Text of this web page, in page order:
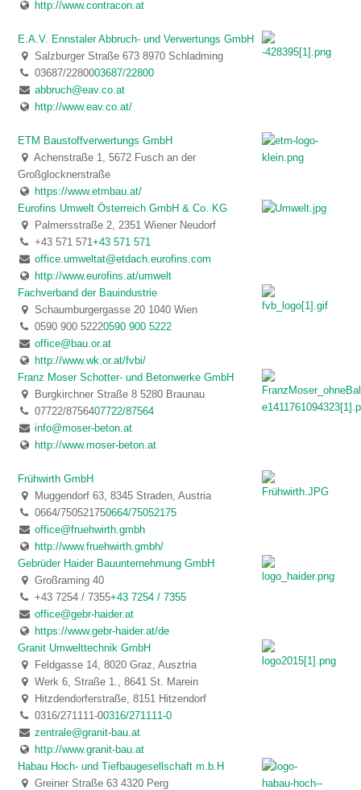
http://www.contracon.at
E.A.V. Ennstaler Abbruch- und Verwertungs GmbH
Salzburger Straße 673 8970 Schladming
03687/2280003687/22800
abbruch@eav.co.at
http://www.eav.co.at/
ETM Baustoffverwertungs GmbH
Achenstraße 1, 5672 Fusch an der
Großglocknerstraße
https://www.etmbau.at/
Eurofins Umwelt Österreich GmbH & Co. KG
Palmersstraße 2, 2351 Wiener Neudorf
+43 571 571+43 571 571
office.umweltat@etdach.eurofins.com
http://www.eurofins.at/umwelt
Fachverband der Bauindustrie
Schaumburgergasse 20 1040 Wien
0590 900 52220590 900 5222
office@bau.or.at
http://www.wk.or.at/fvbi/
Franz Moser Schotter- und Betonwerke GmbH
Burgkirchner Straße 8 5280 Braunau
07722/8756407722/87564
info@moser-beton.at
http://www.moser-beton.at
Frühwirth GmbH
Muggendorf 63, 8345 Straden, Austria
0664/750521750664/75052175
office@fruehwirth.gmbh
http://www.fruehwirth.gmbh/
Gebrüder Haider Bauunternehmung GmbH
Großraming 40
+43 7254 / 7355+43 7254 / 7355
office@gebr-haider.at
https://www.gebr-haider.at/de
Granit Umwelttechnik GmbH
Feldgasse 14, 8020 Graz, Ausztria
Werk 6, Straße 1., 8641 St. Marein
Hitzdendorferstraße, 8151 Hitzendorf
0316/271111-00316/271111-0
zentrale@granit-bau.at
http://www.granit-bau.at
Habau Hoch- und Tiefbaugesellschaft m.b.H
Greiner Straße 63 4320 Perg